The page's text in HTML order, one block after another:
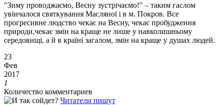
"Зиму проводжаємо, Весну зустрічаємо!" – таким гаслом
увінчалося святкування Масляної і в м. Покров. Все
прогресивне людство чекає на Весну, чекає пробудження
природи,чекає змін на краще не лише у навколишньому
середовищі, а й в країні загалом, змін на краще у душах людей.
23
Фев
2017
1
Количество комментариев
Читатели пишут